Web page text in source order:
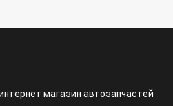
и уточнения данных.
по телефонном режиме
через доступные
через корзину
магазин автозапчастей